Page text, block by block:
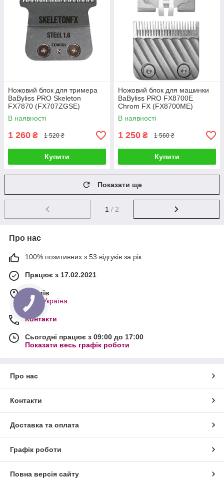
Ножовий блок для тримера
BaByliss PRO Skeleton
FX7870 (FX707ZGSE)
В наявності
1 260 ₴ 1 520 ₴
Купити
Ножовий блок для машинки
BaByliss PRO FX8700E
Chrom FX (FX8700ME)
В наявності
1 250 ₴ 1 560 ₴
Купити
Показати ще
1 / 2
Про нас
100% позитивних з 53 відгуків за рік
Працює з 17.02.2021
м. Київ
Київ, Україна
Контакти
Сьогодні працює з 09:00 до 17:00
Показати весь графік роботи
Про нас
Контакти
Доставка та оплата
Графік роботи
Повна версія сайту